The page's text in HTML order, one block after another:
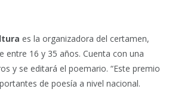
es la organizadora del certamen,
entre 16 y 35 años. Cuenta con una
y se editará el poemario. “Este premio
de poesía a nivel nacional.